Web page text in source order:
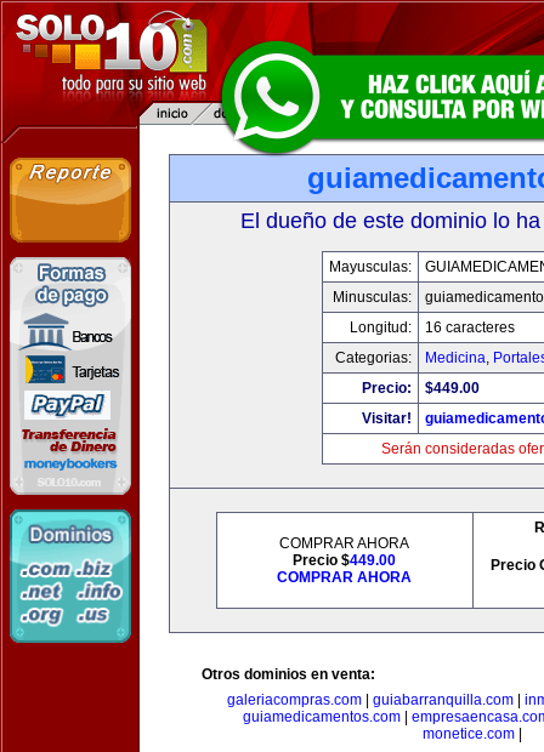
El dueño de este dominio lo
Mayusculas:
Minusculas:
Longitud:
16 caracteres
Categorias:
Medicina,
Precio:
$449.00
Visitar!
Serán consideradas
COMPRAR AHORA
Precio $449.00
COMPRAR AHORA
Precio
Otros dominios en venta:
galeriacompras.com
guiabarranquilla.com
guiamedicamentos.com|
monetice.com